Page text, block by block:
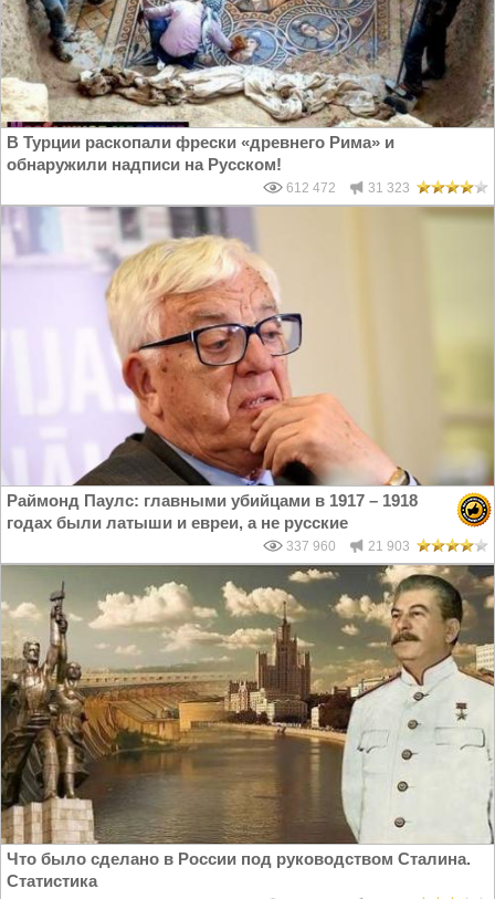
В Турции раскопали фрески «древнего Рима» и
обнаружили надписи на Русском!
612 472 31 323
Раймонд Паулс: главными убийцами в 1917 – 1918
годах были латыши и евреи, а не русские
337 960 21 903
Что было сделано в России под руководством Сталина.
Статистика